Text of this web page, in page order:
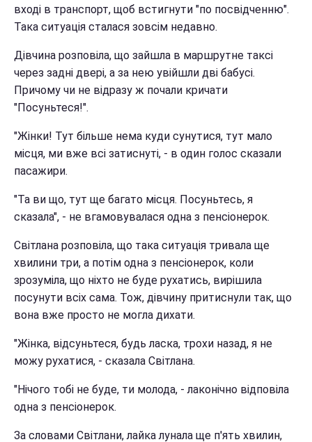
вході в транспорт, щоб встигнути "по посвідченню".
Така ситуація сталася зовсім недавно.
Дівчина розповіла, що зайшла в маршрутне таксі
через задні двері, а за нею увійшли дві бабусі.
Причому чи не відразу ж почали кричати
"Посуньтеся!".
"Жінки! Тут більше нема куди сунутися, тут мало
місця, ми вже всі затиснуті, - в один голос сказали
пасажири.
"Та ви що, тут ще багато місця. Посуньтесь, я
сказала", - не вгамовувалася одна з пенсіонерок.
Світлана розповіла, що така ситуація тривала ще
хвилини три, а потім одна з пенсіонерок, коли
зрозуміла, що ніхто не буде рухатись, вирішила
посунути всіх сама. Тож, дівчину притиснули так, що
вона вже просто не могла дихати.
"Жінка, відсуньтеся, будь ласка, трохи назад, я не
можу рухатися, - сказала Світлана.
"Нічого тобі не буде, ти молода, - лаконічно відповіла
одна з пенсіонерок.
За словами Світлани, лайка лунала ще п'ять хвилин,